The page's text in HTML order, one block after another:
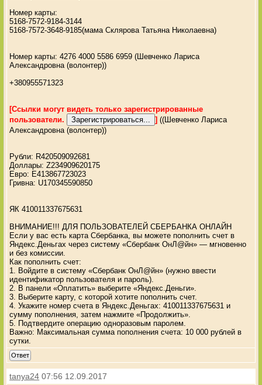
Номер карты:
5168-7572-9184-3144
5168-7572-3648-9185(мама Склярова Татьяна Николаевна)
Номер карты: 4276 4000 5586 6959 (Шевченко Лариса
Александровна (волонтер))
+380955571323
[Ссылки могут видеть только зарегистрированные
пользователи.
] ((Шевченко Лариса
Александровна (волонтер))
Рубли: R420509092681
Доллары: Z234909620175
Евро: E413867723023
Гривна: U170345590850
ЯК 410011337675631
ВНИМАНИЕ!!! ДЛЯ ПОЛЬЗОВАТЕЛЕЙ СБЕРБАНКА ОНЛАЙН
Если у вас есть карта Сбербанка, вы можете пополнить счет в
Яндекс.Деньгах через систему «Сбербанк ОнЛ@йн» — мгновенно
и без комиссии.
Как пополнить счет:
1. Войдите в систему «Сбербанк ОнЛ@йн» (нужно ввести
идентификатор пользователя и пароль).
2. В панели «Оплатить» выберите «Яндекс.Деньги».
3. Выберите карту, с которой хотите пополнить счет.
4. Укажите номер счета в Яндекс.Деньгах: 410011337675631 и
сумму пополнения, затем нажмите «Продолжить».
5. Подтвердите операцию одноразовым паролем.
Важно: Максимальная сумма пополнения счета: 10 000 рублей в
сутки.
Ответ
tanya24 07:56 12.09.2017